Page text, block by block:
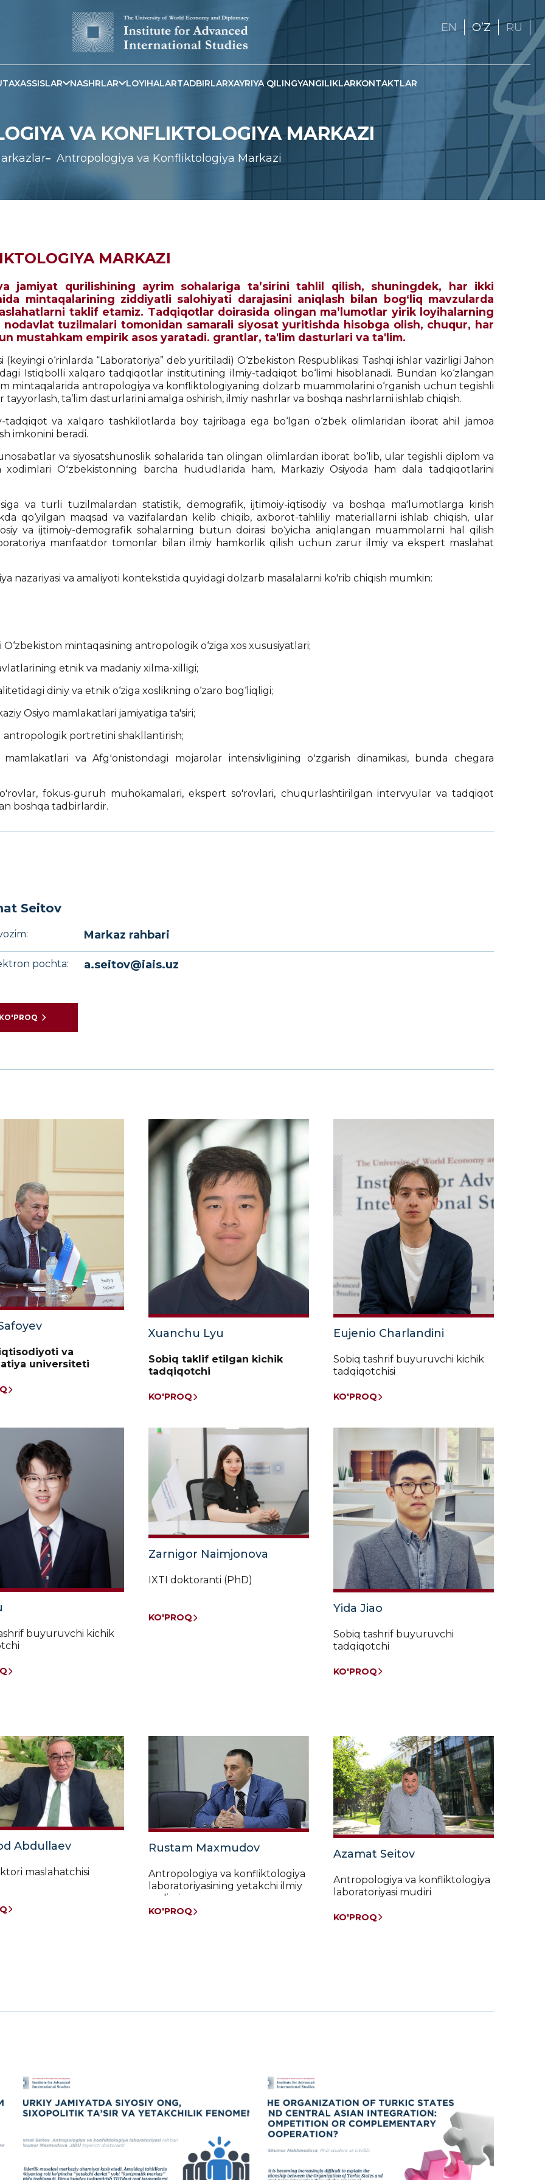
EN OʼZ RU
NASHRLAR LOYIHALARTADBIRLARXAYRIYA QILINGYANGILIKLARKONTAKTLAR
VA KONFLIKTOLOGIYA MARKAZI
Antropologiya va Konfliktologiya Markazi
MARKAZI
jamiyat qurilishining ayrim sohalariga ta’sirini tahlil qilish, shuningdek, har ikki
mintaqalarining ziddiyatli salohiyati darajasini aniqlash bilan bog‘liq mavzularda
taklif etamiz. Tadqiqotlar doirasida olingan ma’lumotlar yirik loyihalarning
tuzilmalari tomonidan samarali siyosat yuritishda hisobga olish, chuqur, har
mustahkam empirik asos yaratadi. grantlar, ta'lim dasturlari va ta'lim.
o‘rinlarda “Laboratoriya” deb yuritiladi) O‘zbekiston Respublikasi Tashqi ishlar vazirligi Jahon
Istiqbolli xalqaro tadqiqotlar institutining ilmiy-tadqiqot bo‘limi hisoblanadi. Bundan ko‘zlangan
mintaqalarida antropologiya va konfliktologiyaning dolzarb muammolarini o‘rganish uchun tegishli
ta’lim dasturlarini amalga oshirish, ilmiy nashrlar va boshqa nashrlarni ishlab chiqish.
tadqiqot va xalqaro tashkilotlarda boy tajribaga ega bo‘lgan o‘zbek olimlaridan iborat ahil jamoa
imkonini beradi.
va siyosatshunoslik sohalarida tan olingan olimlardan iborat bo‘lib, ular tegishli diplom va
Oʻzbekistonning barcha hududlarida ham, Markaziy Osiyoda ham dala tadqiqotlarini
va turli tuzilmalardan statistik, demografik, ijtimoiy-iqtisodiy va boshqa ma'lumotlarga kirish
qo‘yilgan maqsad va vazifalardan kelib chiqib, axborot-tahliliy materiallarni ishlab chiqish, ular
va ijtimoiy-demografik sohalarning butun doirasi bo‘yicha aniqlangan muammolarni hal qilish
manfaatdor tomonlar bilan ilmiy hamkorlik qilish uchun zarur ilmiy va ekspert maslahat
nazariyasi va amaliyoti kontekstida quyidagi dolzarb masalalarni ko'rib chiqish mumkin:
mintaqasining antropologik o‘ziga xos xususiyatlari;
etnik va madaniy xilma-xilligi;
diniy va etnik o‘ziga xoslikning o‘zaro bog‘liqligi;
Osiyo mamlakatlari jamiyatiga ta'siri;
antropologik portretini shakllantirish;
va Afgʻonistondagi mojarolar intensivligining oʻzgarish dinamikasi, bunda chegara
fokus-guruh muhokamalari, ekspert so'rovlari, chuqurlashtirilgan intervyular va tadqiqot
boshqa tadbirlardir.
Seitov
Markaz rahbari
pochta: a.seitov@iais.uz
KO'PROQ
va
universiteti
Xuanchu Lyu
Sobiq taklif etilgan kichik
tadqiqotchi
KO'PROQ
Eujenio Charlandini
Sobiq tashrif buyuruvchi kichik
tadqiqotchisi
KO'PROQ
buyuruvchi kichik
Zarnigor Naimjonova
IXTI doktoranti (PhD)
KO'PROQ
Yida Jiao
Sobiq tashrif buyuruvchi
tadqiqotchi
KO'PROQ
Abdullaev
maslahatchisi
Rustam Maxmudov
Antropologiya va konfliktologiya
laboratoriyasining yetakchi ilmiy
xodimi
KO'PROQ
Azamat Seitov
Antropologiya va konfliktologiya
laboratoriyasi mudiri
KO'PROQ